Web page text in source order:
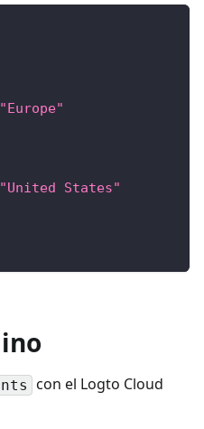
"Europe"
"United States"
con el Logto Cloud